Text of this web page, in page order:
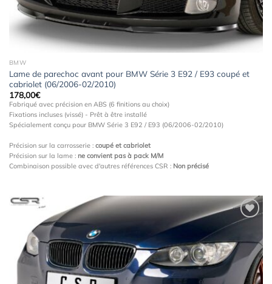
BMW
Lame de parechoc avant pour BMW Série 3 E92 / E93 coupé et
cabriolet (06/2006-02/2010)
178,00€
Fabriqué avec précision en ABS (6 finitions au choix)
Fixations incluses (vissé) - Prêt à être installé
Spécialement conçu pour BMW Série 3 E92 / E93 (06/2006-02/2010)
Précision sur la carrosserie : coupé et cabriolet
Précision sur la lame : ne convient pas à pack M/M
Combinaison possible avec d'autres références CSR : Non précisé
Ajouter
à la
wishlist